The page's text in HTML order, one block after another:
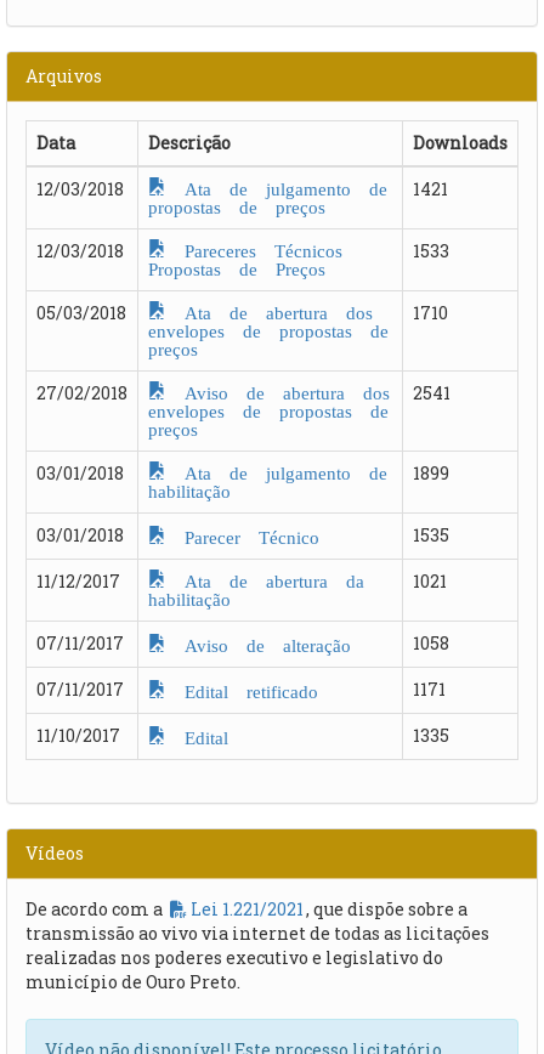
Arquivos
Data Descrição
Downloads
12/03/2018
Ata de julgamento de
propostas de preços
1421
12/03/2018
Pareceres Técnicos
Propostas de Preços
1533
05/03/2018
Ata de abertura dos
envelopes de propostas de
preços
1710
27/02/2018
Aviso de abertura dos
envelopes de propostas de
preços
2541
03/01/2018
Ata de julgamento de
habilitação
1899
03/01/2018 Parecer Técnico
1535
11/12/2017
Ata de abertura da
habilitação
1021
07/11/2017 Aviso de alteração
1058
07/11/2017
Edital retificado
1171
11/10/2017
Edital 1335
Vídeos
De acordo com a Lei 1.221/2021 , que dispõe sobre a
transmissão ao vivo via internet de todas as licitações
realizadas nos poderes executivo e legislativo do
município de Ouro Preto.
Vídeo não disponível! Este processo licitatório